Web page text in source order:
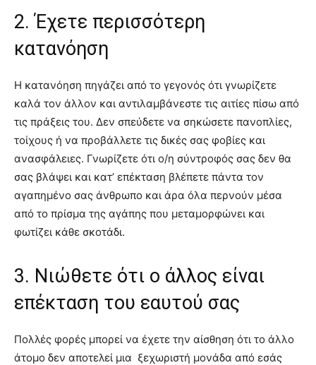
2. Έχετε περισσότερη
κατανόηση
Η κατανόηση πηγάζει από το γεγονός ότι γνωρίζετε
καλά τον άλλον και αντιλαμβάνεστε τις αιτίες πίσω από
τις πράξεις του. Δεν σπεύδετε να σηκώσετε πανοπλίες,
τοίχους ή να προβάλλετε τις δικές σας φοβίες και
ανασφάλειες. Γνωρίζετε ότι ο/η σύντροφός σας δεν θα
σας βλάψει και κατ’ επέκταση βλέπετε πάντα τον
αγαπημένο σας άνθρωπο και άρα όλα περνούν μέσα
από το πρίσμα της αγάπης που μεταμορφώνει και
φωτίζει κάθε σκοτάδι.
3. Νιώθετε ότι ο άλλος είναι
επέκταση του εαυτού σας
Πολλές φορές μπορεί να έχετε την αίσθηση ότι το άλλο
άτομο δεν αποτελεί μια ξεχωριστή μονάδα από εσάς